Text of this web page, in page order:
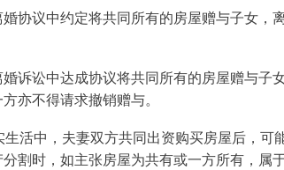
协议中约定将共同所有的房屋赠与子女，
诉讼中达成协议将共同所有的房屋赠与子
亦不得请求撤销赠与。
生活中，夫妻双方共同出资购买房屋后，
割时，如主张房屋为共有或一方所有，属